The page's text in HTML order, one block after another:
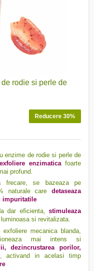
rodie si perle de
Reducere 30%
enzime de rodie si perle de
exfoliere enzimatica foarte
profund.
frecare, se bazeaza pe
naturale care
detaseaza
impuritatile
dar eficienta,
stimuleaza
si revitalizata.
mecanica blanda,
mai intens si
dezincrustarea porilor,
,activand in acelasi timp